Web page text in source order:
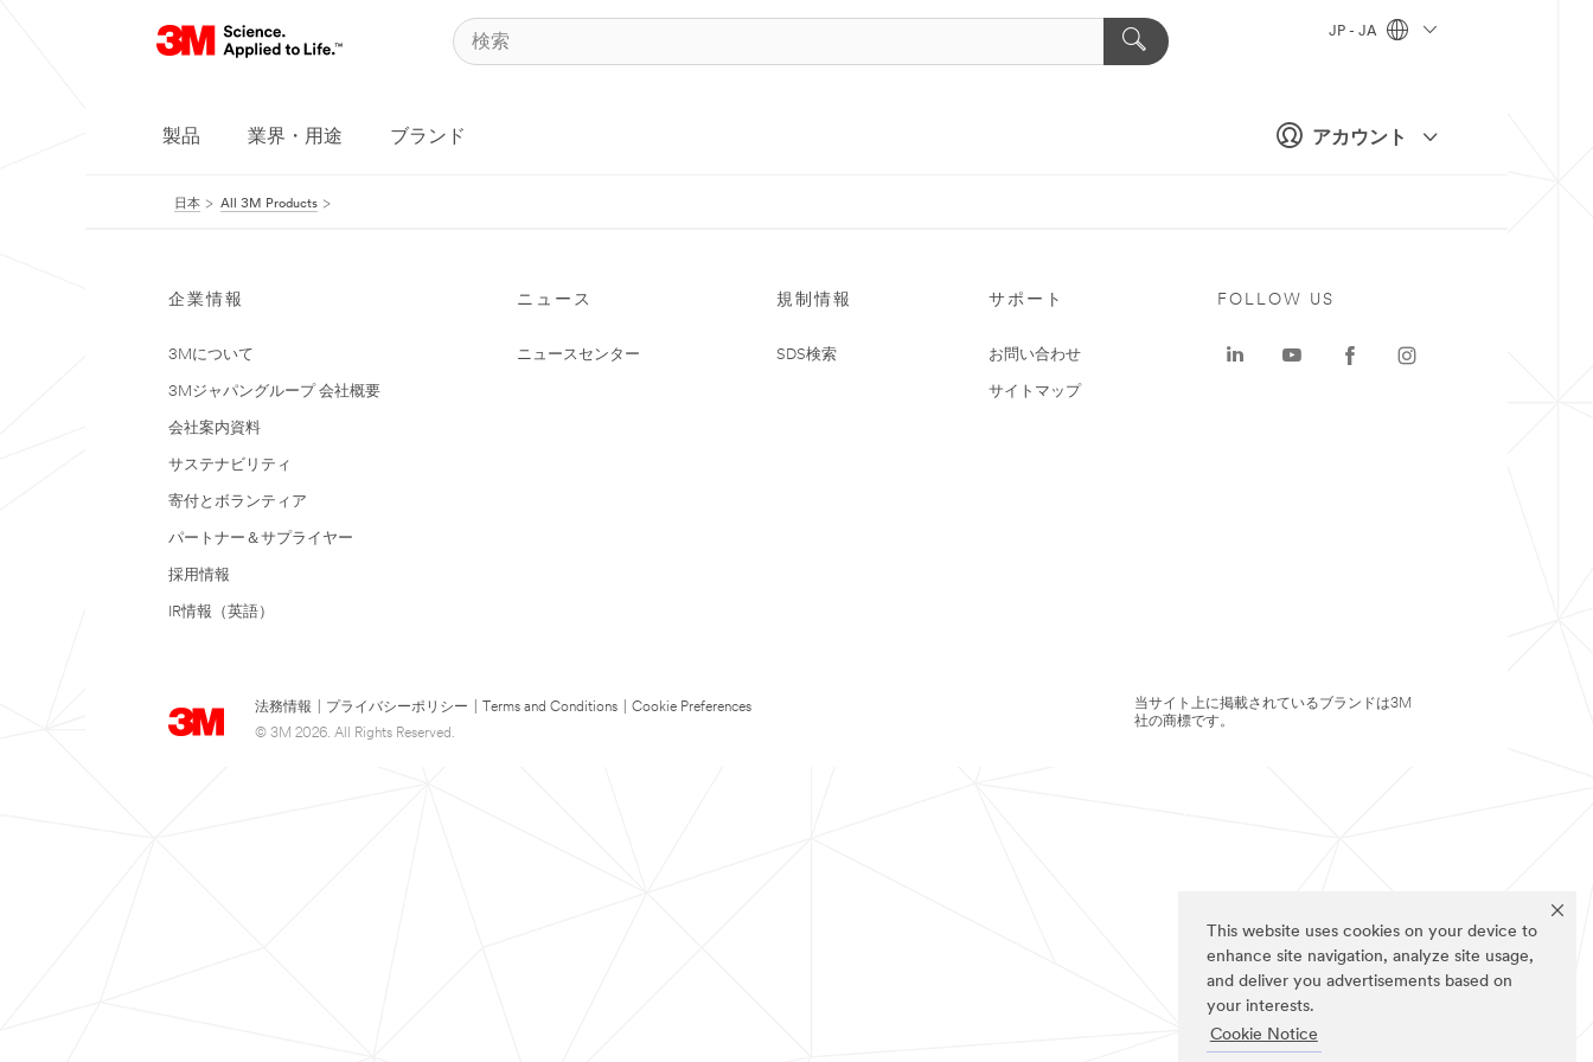
This website uses cookies on your device to
enhance site navigation, analyze site usage,
and deliver you advertisements based on
your interests.
Cookie Notice
アカウント
JP - JA
製品 業界・用途 ブランド
日本 All 3M Products
企業情報
3Mについて
3Mジャパングループ 会社概要
会社案内資料
サステナビリティ
寄付とボランティア
パートナー＆サプライヤー
採用情報
IR情報（英語）
ニュース
ニュースセンター
規制情報
SDS検索
サポート
お問い合わせ
サイトマップ
法務情報 プライバシーポリシー Terms and Conditions
Cookie Preferences
© 3M 2026. All Rights Reserved.
FOLLOW US
当サイト上に掲載されているブランドは3M
社の商標です。